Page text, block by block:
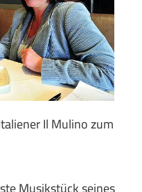
Il Mulino zum